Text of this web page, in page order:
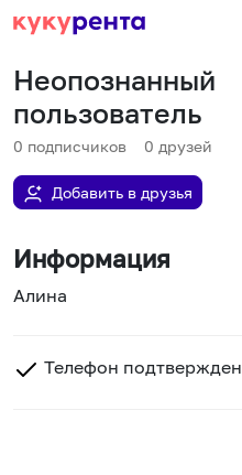
Неопознанный
пользователь
0 подписчиков 0 друзей
Добавить в друзья
Информация
Алина
Телефон подтвержден